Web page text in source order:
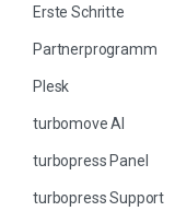
Erste Schritte
Partnerprogramm
Plesk
turbomove AI
turbopress Panel
turbopress Support